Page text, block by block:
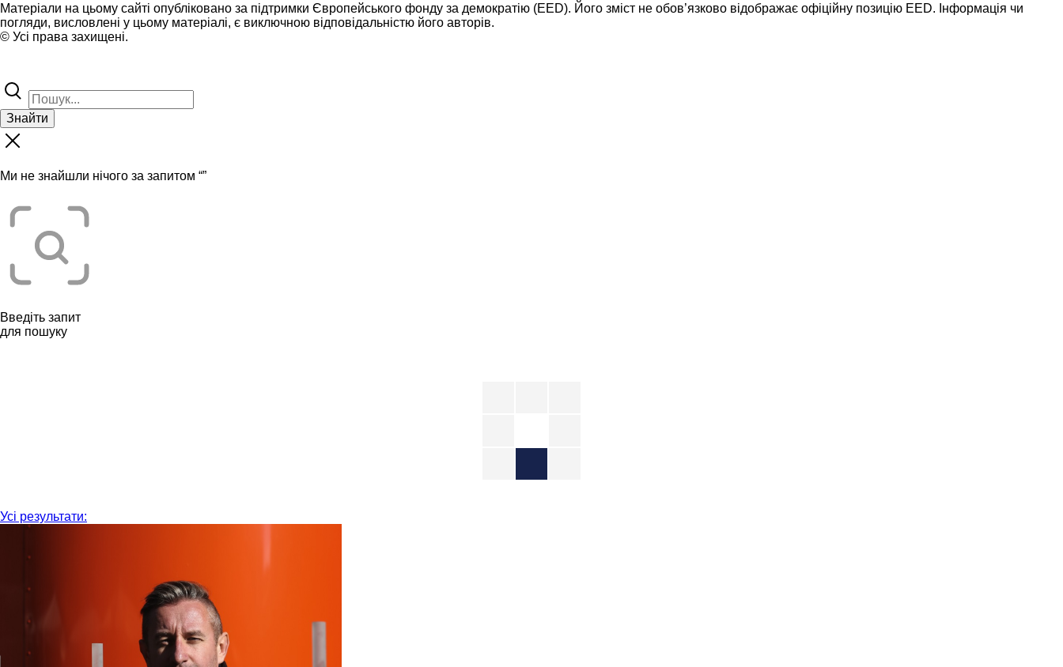
Матеріали на цьому сайті опубліковано за підтримки Європейського фонду за демократію (EED). Його зміст не обов’язково відображає офіційну позицію EED. Інформація чи
погляди, висловлені у цьому матеріалі, є виключною відповідальністю його авторів.
© Усі права захищені.
Знайти
Ми не знайшли нічого за запитом “”
Введіть запит
для пошуку
Усі результати: